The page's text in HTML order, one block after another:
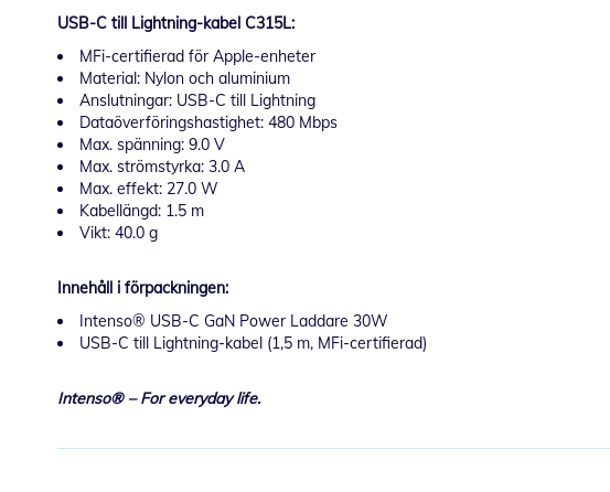
USB-C till Lightning-kabel C315L:
MFi-certifierad för Apple-enheter
Material: Nylon och aluminium
Anslutningar: USB-C till Lightning
Dataöverföringshastighet: 480 Mbps
Max. spänning: 9.0 V
Max. strömstyrka: 3.0 A
Max. effekt: 27.0 W
Kabellängd: 1.5 m
Vikt: 40.0 g
Innehåll i förpackningen:
Intenso® USB-C GaN Power Laddare 30W
USB-C till Lightning-kabel (1,5 m, MFi-certifierad)
Intenso® – For everyday life.